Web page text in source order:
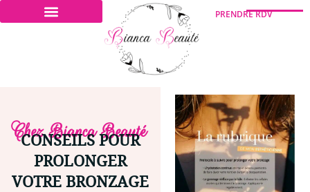
au
PRENDRE RDV
Chez Bianca Beauté
CONSEILS POUR
PROLONGER
VOTRE BRONZAGE
Panneau de gestion des cookies